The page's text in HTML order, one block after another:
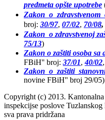
predmeta opšte upotrebe
Zakon o zdravstvenom
broj: 30/97, 07/02, 70/08,
Zakon o zdravstvenoj
75/13)
Zakon o zaštiti osoba sa
FBiH'' broj: 37/01,40/02,
Zakon o zaštiti
novine FBiH'' broj 29/05)
Copyright (c) 2013. Kantonalna
inspekcijse poslove
sva prava pridržana